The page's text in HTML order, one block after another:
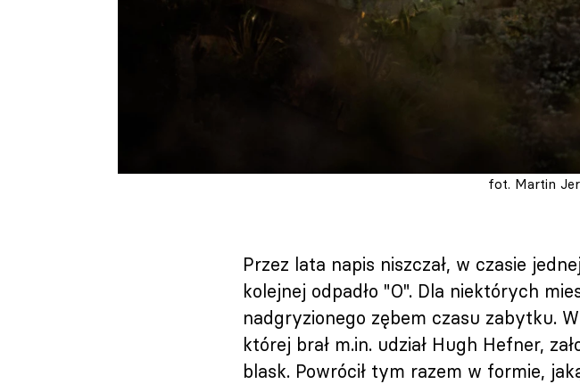
fot. Martin
Przez lata napis niszczał, w czasie
kolejnej odpadło "O". Dla niektórych
nadgryzionego zębem czasu zabytku.
której brał m.in. udział Hugh Hefner,
blask. Powrócił tym razem w formie,